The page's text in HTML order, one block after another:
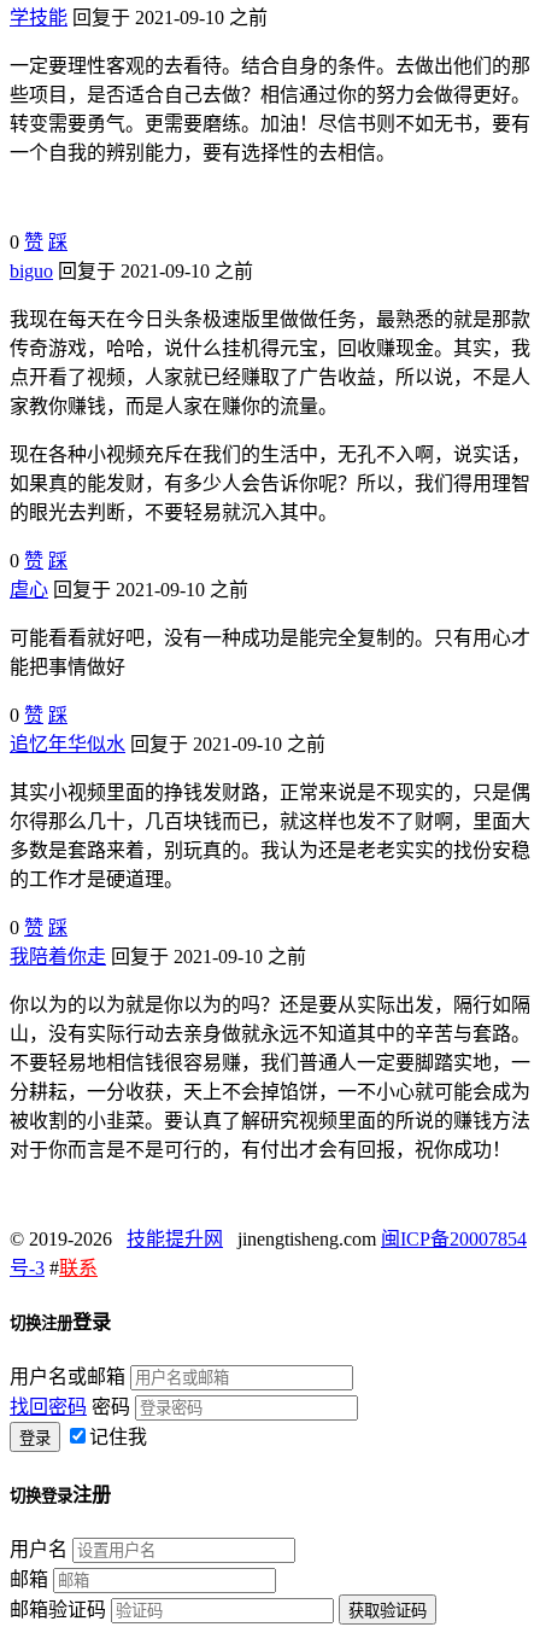
学技能 回复于 2021-09-10 之前
一定要理性客观的去看待。结合自身的条件。去做出他们的那
些项目，是否适合自己去做？相信通过你的努力会做得更好。
转变需要勇气。更需要磨练。加油！尽信书则不如无书，要有
一个自我的辨别能力，要有选择性的去相信。
0 赞 踩
biguo 回复于 2021-09-10 之前
我现在每天在今日头条极速版里做做任务，最熟悉的就是那款
传奇游戏，哈哈，说什么挂机得元宝，回收赚现金。其实，我
点开看了视频，人家就已经赚取了广告收益，所以说，不是人
家教你赚钱，而是人家在赚你的流量。
现在各种小视频充斥在我们的生活中，无孔不入啊，说实话，
如果真的能发财，有多少人会告诉你呢？所以，我们得用理智
的眼光去判断，不要轻易就沉入其中。
0 赞 踩
虐心 回复于 2021-09-10 之前
可能看看就好吧，没有一种成功是能完全复制的。只有用心才
能把事情做好
0 赞 踩
追忆年华似水 回复于 2021-09-10 之前
其实小视频里面的挣钱发财路，正常来说是不现实的，只是偶
尔得那么几十，几百块钱而已，就这样也发不了财啊，里面大
多数是套路来着，别玩真的。我认为还是老老实实的找份安稳
的工作才是硬道理。
0 赞 踩
我陪着你走 回复于 2021-09-10 之前
你以为的以为就是你以为的吗？还是要从实际出发，隔行如隔
山，没有实际行动去亲身做就永远不知道其中的辛苦与套路。
不要轻易地相信钱很容易赚，我们普通人一定要脚踏实地，一
分耕耘，一分收获，天上不会掉馅饼，一不小心就可能会成为
被收割的小韭菜。要认真了解研究视频里面的所说的赚钱方法
对于你而言是不是可行的，有付出才会有回报，祝你成功！
© 2019-2026 技能提升网 jinengtisheng.com 闽ICP备20007854
号-3 #联系
切换注册登录
用户名或邮箱
找回密码 密码
记住我
切换登录注册
用户名
邮箱
邮箱验证码